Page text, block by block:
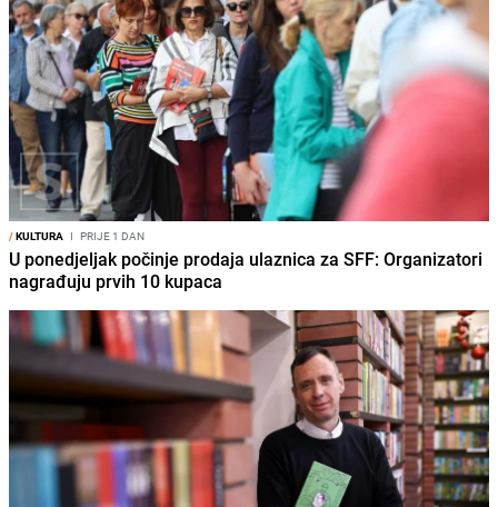
/KULTURA I PRIJE 1 DAN
U ponedjeljak počinje prodaja ulaznica za SFF: Organizatori
nagrađuju prvih 10 kupaca